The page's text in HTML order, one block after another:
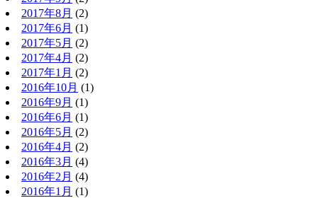
2017年8月 (2)
2017年6月 (1)
2017年5月 (2)
2017年4月 (2)
2017年1月 (2)
2016年10月 (1)
2016年9月 (1)
2016年6月 (1)
2016年5月 (2)
2016年4月 (2)
2016年3月 (4)
2016年2月 (4)
2016年1月 (1)